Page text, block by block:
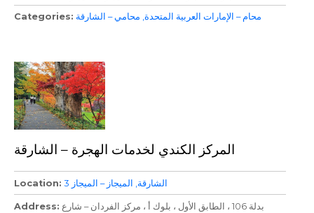
Categories محام – الإمارات العربية المتحدة محامي – الشارقة
المركز الكندي لخدمات الهجرة – الشارقة
Location الشارقة الميجاز – الميجاز 3
Address بدلة 106 ، الطابق الأول ، بلوك أ ، مركز الفردان – شارع